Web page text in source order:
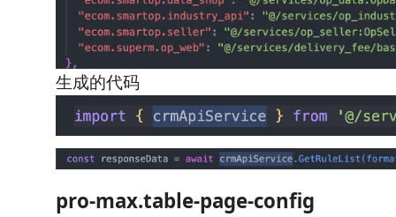
生成的代码
pro-max.table-page-config